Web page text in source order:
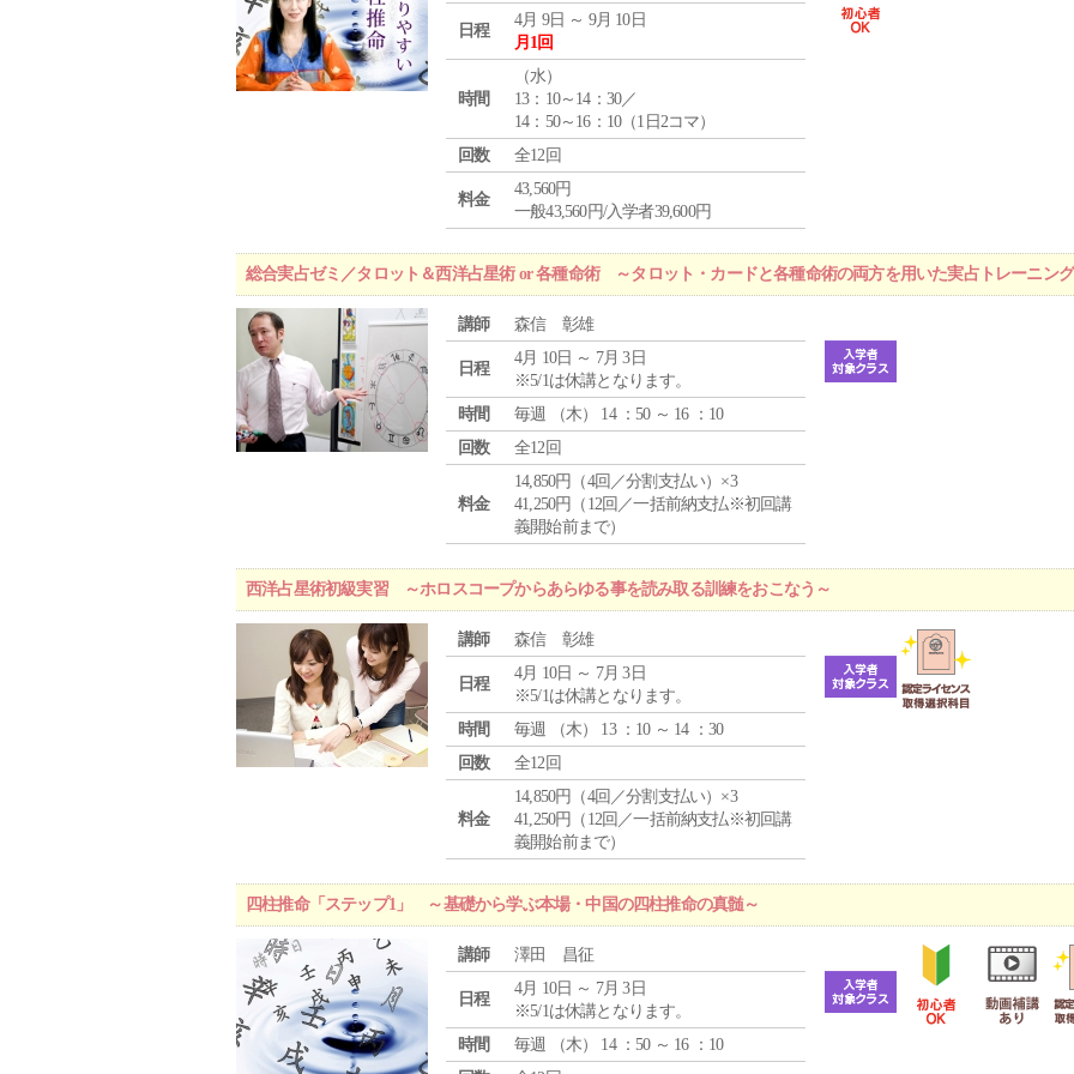
日程
4月 9日 ～ 9月 10日
月1回
時間
（水）
13：10～14：30／
14：50～16：10（1日2コマ）
回数
全12回
料金
43,560円
一般43,560円/入学者39,600円
総合実占ゼミ／タロット＆西洋占星術 or 各種命術 ～タロット・カードと各種命術の両方を用いた実占トレーニン
講師 森信 彰雄
日程
4月 10日 ～ 7月 3日
※5/1は休講となります。
時間
毎週 （木） 14 ：50 ～ 16 ：10
回数
全12回
料金
14,850円（4回／分割支払い）×3
41,250円（12回／一括前納支払※初回講
義開始前まで）
西洋占星術初級実習 ～ホロスコープからあらゆる事を読み取る訓練をおこなう～
講師 森信 彰雄
日程
4月 10日 ～ 7月 3日
※5/1は休講となります。
時間
毎週 （木） 13 ：10 ～ 14 ：30
回数
全12回
料金
14,850円（4回／分割支払い）×3
41,250円（12回／一括前納支払※初回講
義開始前まで）
四柱推命「ステップ1」 ～基礎から学ぶ本場・中国の四柱推命の真髄～
講師 澤田 昌征
日程
4月 10日 ～ 7月 3日
※5/1は休講となります。
時間
毎週 （木） 14 ：50 ～ 16 ：10